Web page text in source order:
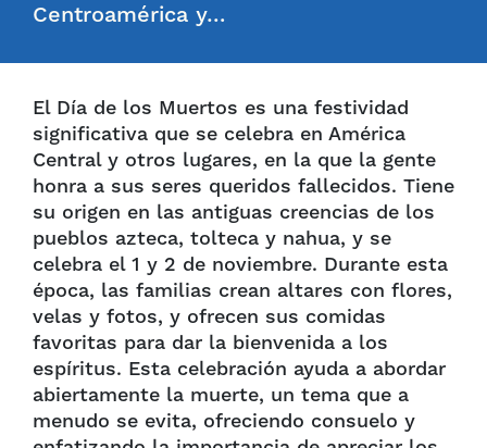
Centroamérica y…
El Día de los Muertos es una festividad
significativa que se celebra en América
Central y otros lugares, en la que la gente
honra a sus seres queridos fallecidos. Tiene
su origen en las antiguas creencias de los
pueblos azteca, tolteca y nahua, y se
celebra el 1 y 2 de noviembre. Durante esta
época, las familias crean altares con flores,
velas y fotos, y ofrecen sus comidas
favoritas para dar la bienvenida a los
espíritus. Esta celebración ayuda a abordar
abiertamente la muerte, un tema que a
menudo se evita, ofreciendo consuelo y